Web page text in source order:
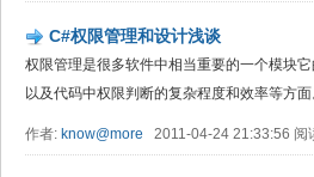
C#权限管理和设计浅谈
权限管理是很多软件中相当重要的一个模块
以及代码中权限判断的复杂程度和效率等方面
作者: know@more 2011-04-24 21:33:56 阅